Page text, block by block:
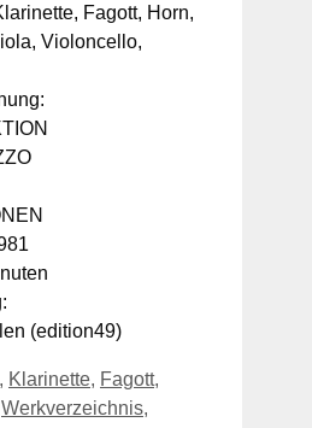
Fagott, Horn,
Violoncello,
(edition49)
, Klarinette, Fagott,
Werkverzeichnis,